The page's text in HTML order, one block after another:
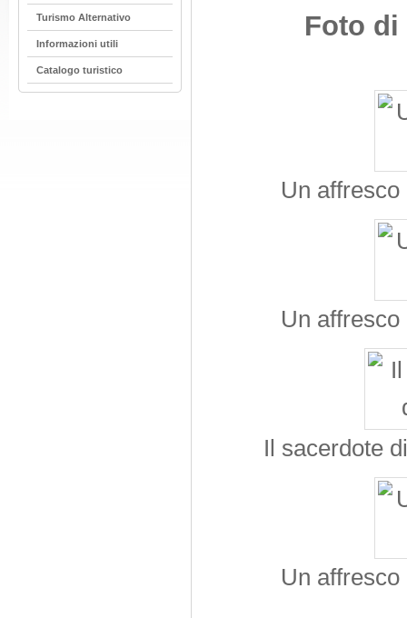
Turismo Alternativo
Informazioni utili
Catalogo turistico
Foto di
Un
Un
Il sacerdote
Un